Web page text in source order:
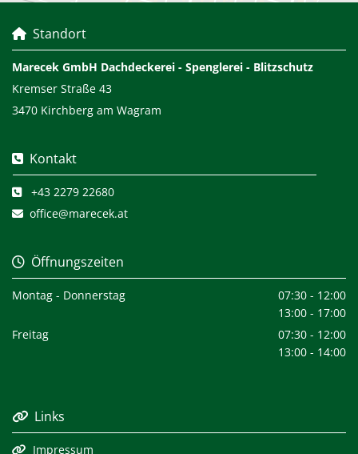
 Standort
Marecek GmbH Dachdeckerei - Spenglerei - Blitzschutz
Kremser Straße 43
3470 Kirchberg am Wagram
 Kontakt
 +43 2279 22680
 office@marecek.at
 Öffnungszeiten
Montag - Donnerstag
07:30 - 12:00
13:00 - 17:00
Freitag
07:30 - 12:00
13:00 - 14:00
 Links
 Impressum